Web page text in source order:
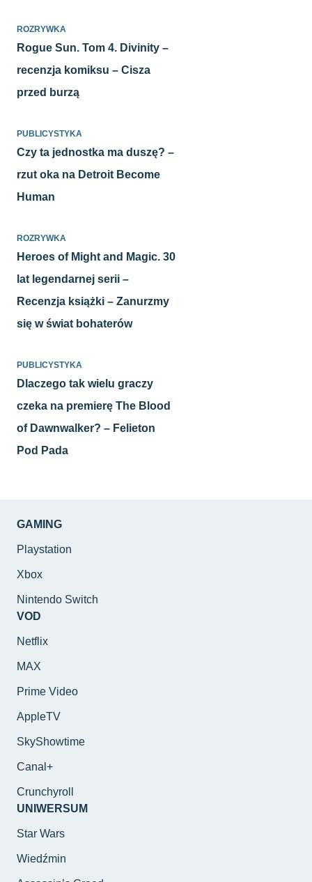
ROZRYWKA
Rogue Sun. Tom 4. Divinity –
recenzja komiksu – Cisza
przed burzą
PUBLICYSTYKA
Czy ta jednostka ma duszę? –
rzut oka na Detroit Become
Human
ROZRYWKA
Heroes of Might and Magic. 30
lat legendarnej serii –
Recenzja książki – Zanurzmy
się w świat bohaterów
PUBLICYSTYKA
Dlaczego tak wielu graczy
czeka na premierę The Blood
of Dawnwalker? – Felieton
Pod Pada
GAMING
Playstation
Xbox
Nintendo Switch
VOD
Netflix
MAX
Prime Video
AppleTV
SkyShowtime
Canal+
Crunchyroll
UNIWERSUM
Star Wars
Wiedźmin